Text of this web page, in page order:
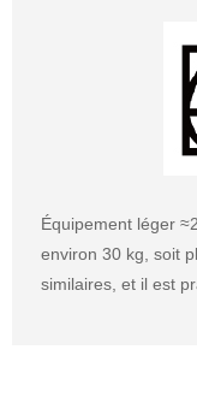
Équipement léger
environ 30 kg, soit
similaires, et il est